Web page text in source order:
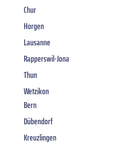
Chur
Horgen
Lausanne
Rapperswil-Jona
Thun
Wetzikon
Bern
Dübendorf
Kreuzlingen